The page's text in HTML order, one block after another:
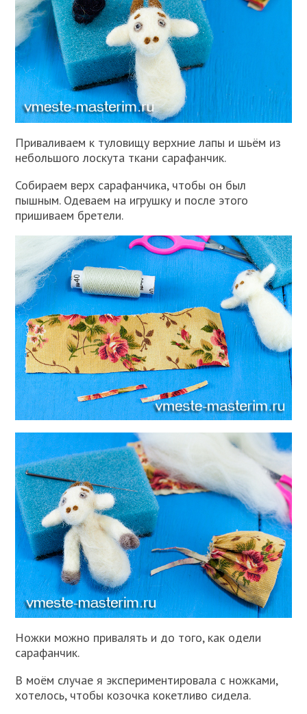
Приваливаем к туловищу верхние лапы и шьём из
небольшого лоскута ткани сарафанчик.
Собираем верх сарафанчика, чтобы он был
пышным. Одеваем на игрушку и после этого
пришиваем бретели.
Ножки можно привалять и до того, как одели
сарафанчик.
В моём случае я экспериментировала с ножками,
хотелось, чтобы козочка кокетливо сидела.